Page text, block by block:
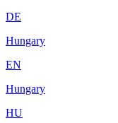
DE
Hungary
EN
Hungary
HU